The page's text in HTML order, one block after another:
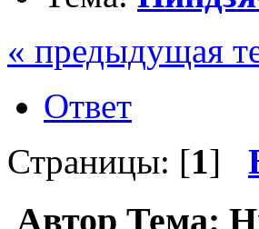
« предыдущая
Ответ
Страницы: [1]
Автор Тема: